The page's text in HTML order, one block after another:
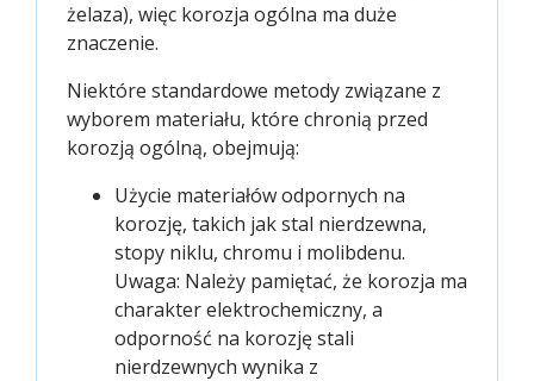
żelaza), więc korozja ogólna ma duże
znaczenie.
Niektóre standardowe metody związane z
wyborem materiału, które chronią przed
korozją ogólną, obejmują:
Użycie materiałów odpornych na
korozję, takich jak stal nierdzewna,
stopy niklu, chromu i molibdenu.
Uwaga: Należy pamiętać, że korozja ma
charakter elektrochemiczny, a
odporność na korozję stali
nierdzewnych wynika z